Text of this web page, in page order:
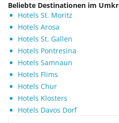
Beliebte Destinationen im
Hotels St. Moritz
Hotels Arosa
Hotels St. Gallen
Hotels Pontresina
Hotels Samnaun
Hotels Flims
Hotels Chur
Hotels Klosters
Hotels Davos Dorf